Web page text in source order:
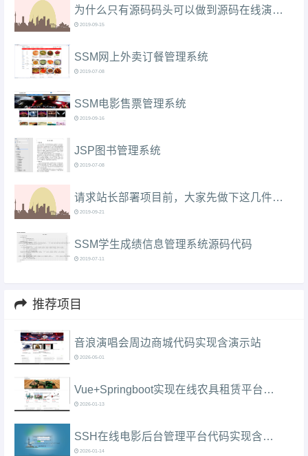
为什么只有源码码头可以做到源码在线演示（附本站使用教程）？
2019-09-15
SSM网上外卖订餐管理系统
2019-07-08
SSM电影售票管理系统
2019-09-16
JSP图书管理系统
2019-07-08
请求站长部署项目前，大家先做下这几件事情....
2019-09-21
SSM学生成绩信息管理系统源码代码
2019-07-11
推荐项目
音浪演唱会周边商城代码实现含演示站
2026-05-01
Vue+Springboot实现在线农具租赁平台代码实现含演示站
2026-01-13
SSH在线电影后台管理平台代码实现含演示站
2026-01-14